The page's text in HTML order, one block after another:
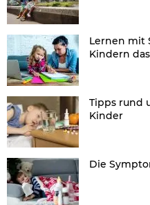
Lernen mit
Kindern
Tipps rund
Kinder
Die